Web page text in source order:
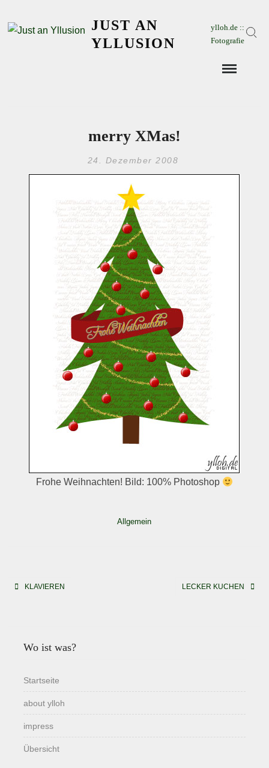
JUST AN
YLLUSION
ylloh.de ::
Fotografie
merry XMas!
24. Dezember 2008
Frohe Weihnachten! Bild: 100% Photoshop
Allgemein
Beitragsnavigation
KLAVIEREN LECKER KUCHEN
Wo ist was?
Startseite
about ylloh
impress
Übersicht